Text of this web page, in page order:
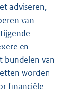
adviseren,
van
en
bundelen van
worden
financiële